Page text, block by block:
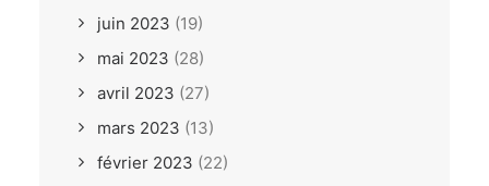
juin 2023 (19)
mai 2023 (28)
avril 2023 (27)
mars 2023 (13)
février 2023 (22)